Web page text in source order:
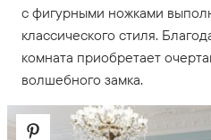
с фигурными ножками
классического стиля.
комната приобретает
волшебного замка.